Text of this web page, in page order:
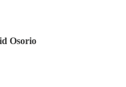
Osorio